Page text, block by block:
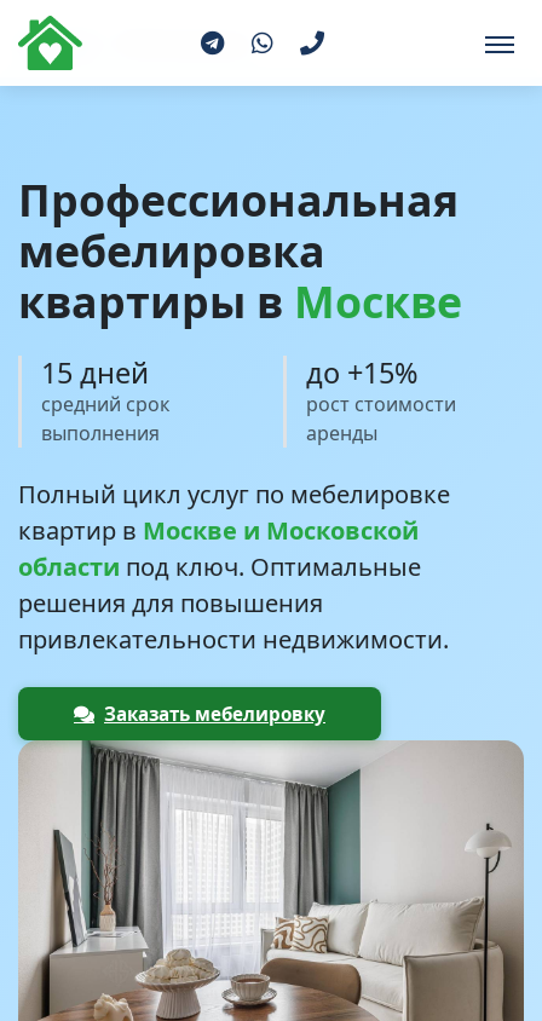
Главная Мебелировка
Профессиональная
мебелировка
квартиры в Москве
15 дней
средний срок
выполнения
до +15%
рост стоимости
аренды
Полный цикл услуг по мебелировке
квартир в Москве и Московской
области под ключ. Оптимальные
решения для повышения
привлекательности недвижимости.
Заказать мебелировку